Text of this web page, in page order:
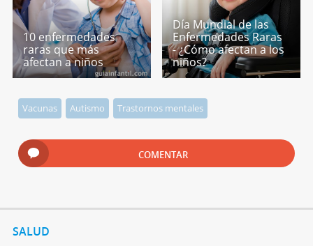
10 enfermedades
raras que más
afectan a niños
Día Mundial de las
Enfermedades Raras
- ¿Cómo afectan a los
niños?
Vacunas Autismo Trastornos mentales
COMENTAR
SALUD